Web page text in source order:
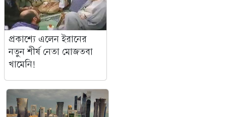
প্রকাশ্যে এলেন ইরানের
নতুন শীর্ষ নেতা মোজতবা
খামেনি!